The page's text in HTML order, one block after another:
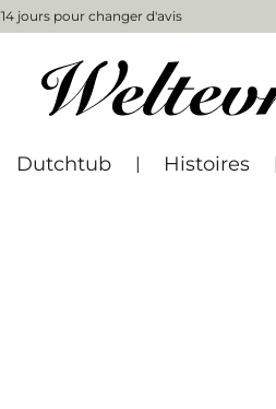
14 jours pour changer d'avis
Dutchtub Histoires